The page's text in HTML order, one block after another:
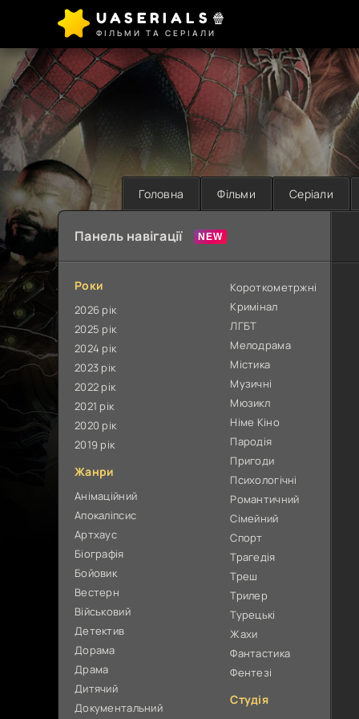
UASERIALS🍿
ФІЛЬМИ ТА СЕРІАЛИ
Головна Фільми Серіали
Панель навігації
Роки
2026 рік
2025 рік
2024 рік
2023 рік
2022 рік
2021 рік
2020 рік
2019 рік
Жанри
Анімаційний
Апокаліпсис
Артхаус
Біографія
Бойовик
Вестерн
Військовий
Детектив
Дорама
Драма
Дитячий
Документальний
Короткометржні
Кримінал
ЛГБТ
Мелодрама
Містика
Музичні
Мюзикл
Німе Кіно
Пародія
Пригоди
Психологічні
Романтичний
Сімейний
Спорт
Трагедія
Треш
Трилер
Турецькі
Жахи
Фантастика
Фентезі
Студія